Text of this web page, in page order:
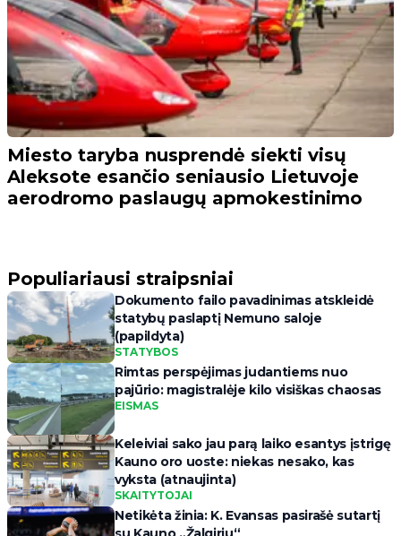
Miesto taryba nusprendė siekti visų
Aleksote esančio seniausio Lietuvoje
aerodromo paslaugų apmokestinimo
Populiariausi straipsniai
Dokumento failo pavadinimas atskleidė
statybų paslaptį Nemuno saloje
(papildyta)
STATYBOS
Rimtas perspėjimas judantiems nuo
pajūrio: magistralėje kilo visiškas chaosas
EISMAS
Keleiviai sako jau parą laiko esantys įstrigę
Kauno oro uoste: niekas nesako, kas
vyksta (atnaujinta)
SKAITYTOJAI
Netikėta žinia: K. Evansas pasirašė sutartį